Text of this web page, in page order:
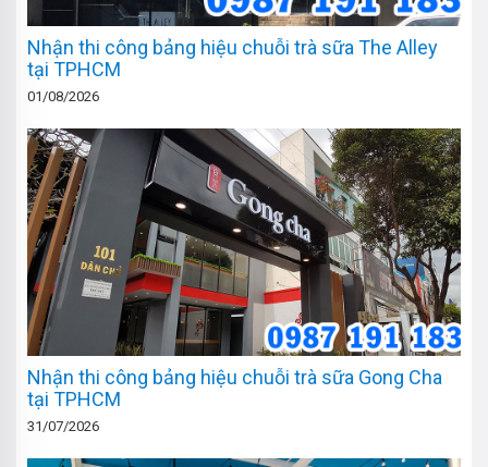
Nhận thi công bảng hiệu chuỗi trà sữa The Alley
tại TPHCM
01/08/2026
Nhận thi công bảng hiệu chuỗi trà sữa Gong Cha
tại TPHCM
31/07/2026